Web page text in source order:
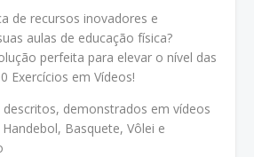
de recursos inovadores e
aulas de educação física?
perfeita para elevar o nível das
Exercícios em Vídeos!
descritos, demonstrados em vídeos
Basquete, Vôlei e